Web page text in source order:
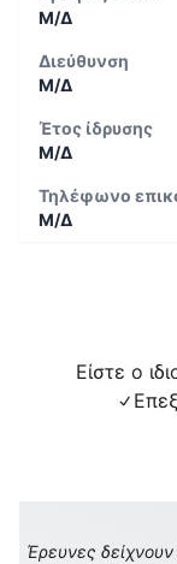
Μ/Δ
Διεύθυνση
Μ/Δ
Έτος ίδρυσης
Μ/Δ
Τηλέφωνο
Μ/Δ
Είστε ο
Έρευνες